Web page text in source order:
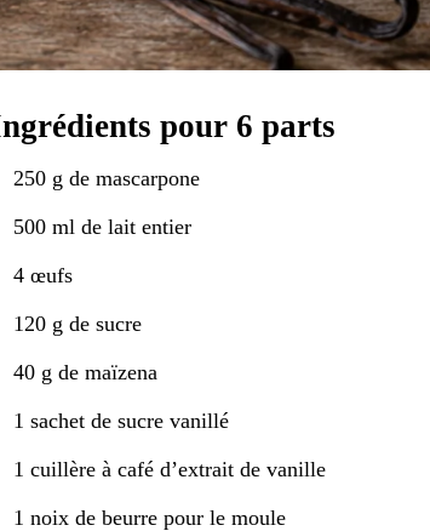
pour 6 parts
250 g de mascarpone
500 ml de lait entier
4 œufs
120 g de sucre
40 g de maïzena
1 sachet de sucre vanillé
1 cuillère à café d’extrait de vanille
1 noix de beurre pour le moule